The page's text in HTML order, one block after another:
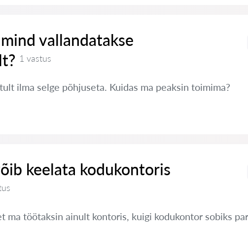
vallandatakse
1 vastus
ilma selge põhjuseta. Kuidas ma peaksin toimima?
keelata kodukontoris
ma töötaksin ainult kontoris, kuigi kodukontor sobiks